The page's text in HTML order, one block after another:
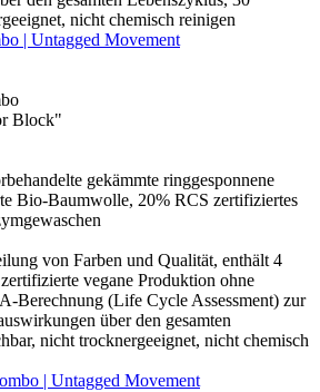
nicht chemisch reinigen
| Untagged Movement
Block"
gekämmte ringgesponnene
Bio-Baumwolle, 20% RCS zertifiziertes
von Farben und Qualität, enthält 4
vegane Produktion ohne
Berechnung (Life Cycle Assessment) zur
über den gesamten
nicht trocknergeeignet, nicht chemisch
| Untagged Movement